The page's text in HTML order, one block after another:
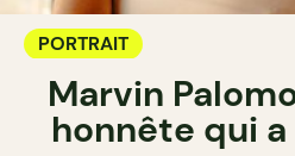
PORTRAIT
Marvin
honnête qui